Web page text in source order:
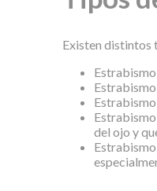
Existen distintos
del ojo y